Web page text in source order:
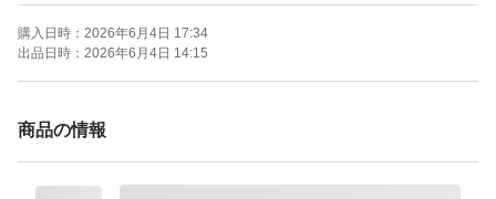
の浸透を助けます。
- 製品名: 発酵導入美容液
- タイプ: ブースター・導入液
- 容量: 100ml
購入日時： 2026年6月4日 17:34
出品日時： 2026年6月4日 14:15
商品の情報